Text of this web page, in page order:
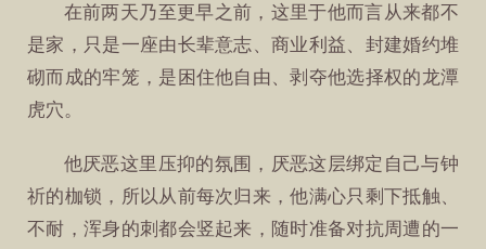
在前两天乃至更早之前，这里于他而言从来都不
是家，只是一座由长辈意志、商业利益、封建婚约堆
砌而成的牢笼，是困住他自由、剥夺他选择权的龙潭
虎穴。
他厌恶这里压抑的氛围，厌恶这层绑定自己与钟
祈的枷锁，所以从前每次归来，他满心只剩下抵触、
不耐，浑身的刺都会竖起来，随时准备对抗周遭的一